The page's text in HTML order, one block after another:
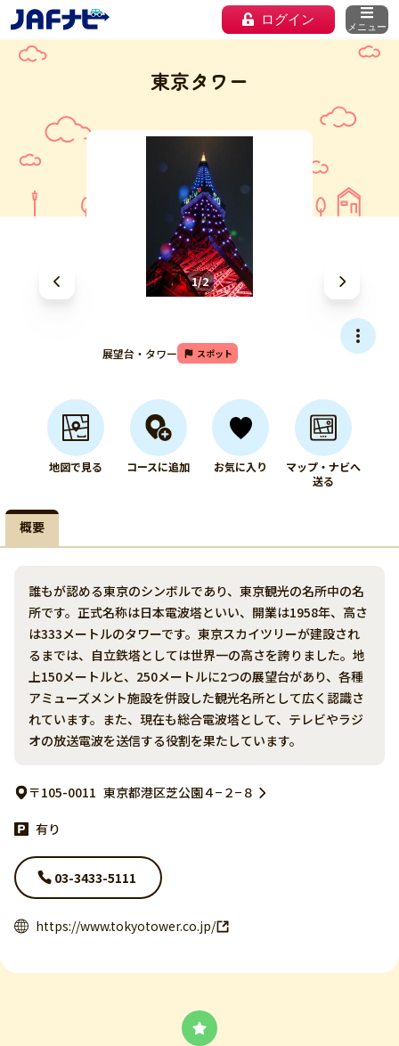
ログイン メニュー
東京タワー
1/2
展望台・タワー スポット
地図で見る コースに追加 お気に入り
マップ・ナビへ
送る
概要
誰もが認める東京のシンボルであり、東京観光の名所中の名
所です。正式名称は日本電波塔といい、開業は1958年、高さ
は333メートルのタワーです。東京スカイツリーが建設され
るまでは、自立鉄塔としては世界一の高さを誇りました。地
上150メートルと、250メートルに2つの展望台があり、各種
アミューズメント施設を併設した観光名所として広く認識さ
れています。また、現在も総合電波塔として、テレビやラジ
オの放送電波を送信する役割を果たしています。
〒105-0011 東京都港区芝公園４−２−８
有り
03-3433-5111
https://www.tokyotower.co.jp/